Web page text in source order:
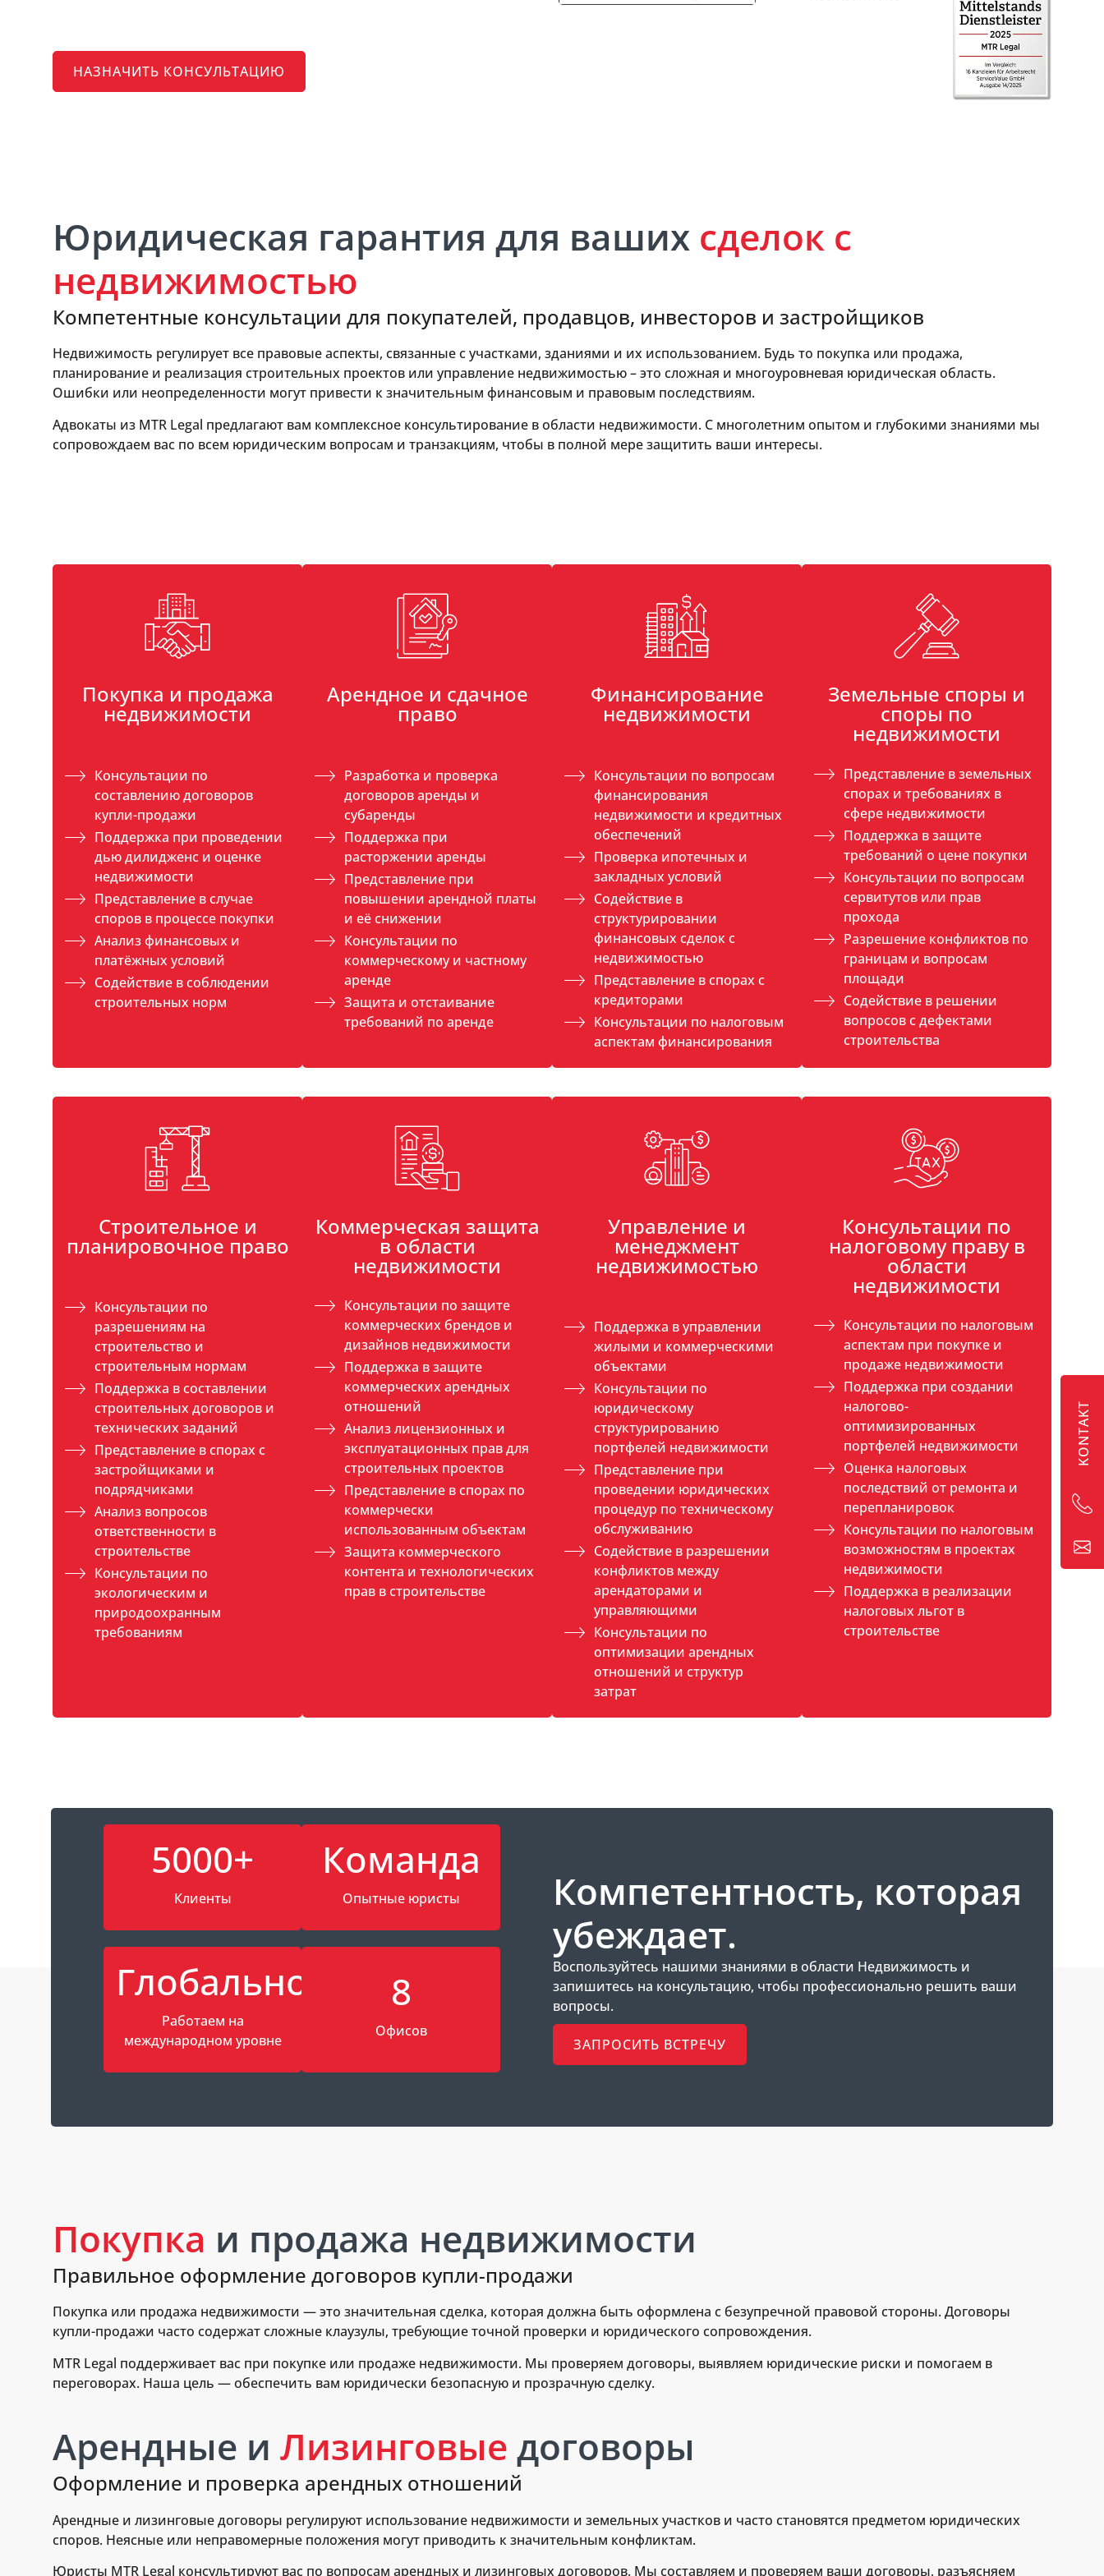
НАЗНАЧИТЬ КОНСУЛЬТАЦИЮ
Юридическая гарантия для ваших сделок с
недвижимостью
Компетентные консультации для покупателей, продавцов, инвесторов и застройщиков
Недвижимость регулирует все правовые аспекты, связанные с участками, зданиями и их использованием. Будь то покупка или продажа,
планирование и реализация строительных проектов или управление недвижимостью – это сложная и многоуровневая юридическая область.
Ошибки или неопределенности могут привести к значительным финансовым и правовым последствиям.
Адвокаты из MTR Legal предлагают вам комплексное консультирование в области недвижимости. С многолетним опытом и глубокими знаниями мы
сопровождаем вас по всем юридическим вопросам и транзакциям, чтобы в полной мере защитить ваши интересы.
Покупка и продажа
недвижимости
Консультации по
составлению договоров
купли-продажи
Поддержка при проведении
дью дилидженс и оценке
недвижимости
Представление в случае
споров в процессе покупки
Анализ финансовых и
платёжных условий
Содействие в соблюдении
строительных норм
Арендное и сдачное
право
Разработка и проверка
договоров аренды и
субаренды
Поддержка при
расторжении аренды
Представление при
повышении арендной платы
и её снижении
Консультации по
коммерческому и частному
аренде
Защита и отстаивание
требований по аренде
Финансирование
недвижимости
Консультации по вопросам
финансирования
недвижимости и кредитных
обеспечений
Проверка ипотечных и
закладных условий
Содействие в
структурировании
финансовых сделок с
недвижимостью
Представление в спорах с
кредиторами
Консультации по налоговым
аспектам финансирования
Земельные споры и
споры по
недвижимости
Представление в земельных
спорах и требованиях в
сфере недвижимости
Поддержка в защите
требований о цене покупки
Консультации по вопросам
сервитутов или прав
прохода
Разрешение конфликтов по
границам и вопросам
площади
Содействие в решении
вопросов с дефектами
строительства
Строительное и
планировочное право
Консультации по
разрешениям на
строительство и
строительным нормам
Поддержка в составлении
строительных договоров и
технических заданий
Представление в спорах с
застройщиками и
подрядчиками
Анализ вопросов
ответственности в
строительстве
Консультации по
экологическим и
природоохранным
требованиям
Коммерческая защита
в области
недвижимости
Консультации по защите
коммерческих брендов и
дизайнов недвижимости
Поддержка в защите
коммерческих арендных
отношений
Анализ лицензионных и
эксплуатационных прав для
строительных проектов
Представление в спорах по
коммерчески
использованным объектам
Защита коммерческого
контента и технологических
прав в строительстве
Управление и
менеджмент
недвижимостью
Поддержка в управлении
жилыми и коммерческими
объектами
Консультации по
юридическому
структурированию
портфелей недвижимости
Представление при
проведении юридических
процедур по техническому
обслуживанию
Содействие в разрешении
конфликтов между
арендаторами и
управляющими
Консультации по
оптимизации арендных
отношений и структур
затрат
Консультации по
налоговому праву в
области
недвижимости
Консультации по налоговым
аспектам при покупке и
продаже недвижимости
Поддержка при создании
налогово-
оптимизированных
портфелей недвижимости
Оценка налоговых
последствий от ремонта и
перепланировок
Консультации по налоговым
возможностям в проектах
недвижимости
Поддержка в реализации
налоговых льгот в
строительстве
5000+
Клиенты
Команда
Опытные юристы
Глобально
Работаем на
международном уровне
8
Офисов
Компетентность, которая
убеждает.
Воспользуйтесь нашими знаниями в области Недвижимость и
запишитесь на консультацию, чтобы профессионально решить ваши
вопросы.
ЗАПРОСИТЬ ВСТРЕЧУ
Покупка и продажа недвижимости
Правильное оформление договоров купли-продажи
Покупка или продажа недвижимости — это значительная сделка, которая должна быть оформлена с безупречной правовой стороны. Договоры
купли-продажи часто содержат сложные клаузулы, требующие точной проверки и юридического сопровождения.
MTR Legal поддерживает вас при покупке или продаже недвижимости. Мы проверяем договоры, выявляем юридические риски и помогаем в
переговорах. Наша цель — обеспечить вам юридически безопасную и прозрачную сделку.
Арендные и Лизинговые договоры
Оформление и проверка арендных отношений
Арендные и лизинговые договоры регулируют использование недвижимости и земельных участков и часто становятся предметом юридических
споров. Неясные или неправомерные положения могут приводить к значительным конфликтам.
Юристы MTR Legal консультируют вас по вопросам арендных и лизинговых договоров. Мы составляем и проверяем ваши договоры, разъясняем
KONTAKT